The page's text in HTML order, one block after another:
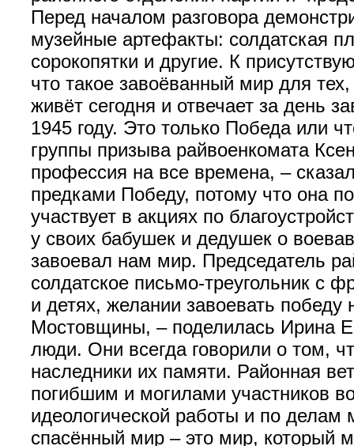
Перед началом разговора
музейные артефакты: солдатская
сорокопятки и другие. К
что такое завоёванный мир для
живёт сегодня и отвечает за день
1945 году. Это только Победа или
группы призыва райвоенкомата
профессия на все времена, –
предками Победу, потому что она
участвует в акциях по
у своих бабушек и дедушек о
завоевал нам мир. Председатель
солдатское письмо-треугольник с
и детях, желании завоевать
Мостовщины, – поделилась Ирина
люди. Они всегда говорили о том,
наследники их памяти. Районная
погибшим и могилами участников
идеологической работы и по делам
спасённый мир – это мир,